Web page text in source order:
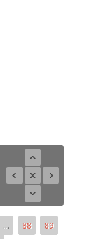
… 88
89